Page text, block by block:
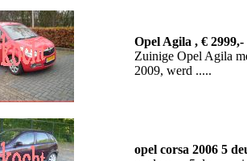
Opel Agila , €
Zuinige Opel Agila
2009, werd .....
opel corsa 2006 5